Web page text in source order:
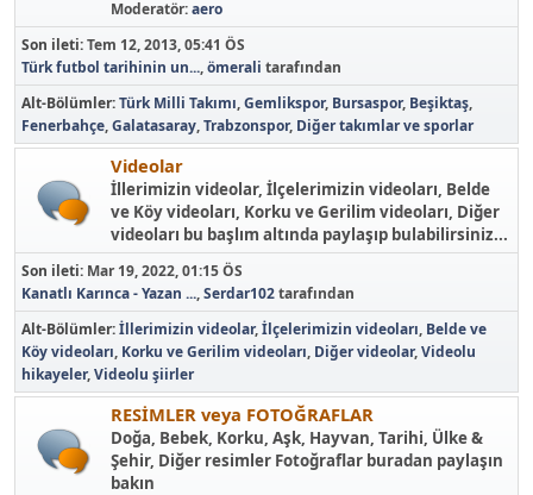
Moderatör:aero
Son ileti:Tem 12, 2013, 05:41 ÖS
Türk futbol tarihinin un...,ömerali tarafından
Alt-Bölümler Türk Milli Takımı Gemlikspor Bursaspor Beşiktaş
Fenerbahçe Galatasaray Trabzonspor Diğer takımlar ve sporlar
Videolar
İllerimizin videolar, İlçelerimizin videoları, Belde
ve Köy videoları, Korku ve Gerilim videoları, Diğer
videoları bu başlım altında paylaşıp bulabilirsiniz...
Son ileti: Mar 19, 2022, 01:15 ÖS
Kanatlı Karınca - Yazan ...,Serdar102tarafından
Alt-Bölümler İllerimizin videolar İlçelerimizin videoları Belde ve
Köy videoları Korku ve Gerilim videoları Diğer videolar Videolu
hikayeler Videolu şiirler
RESİMLER veya FOTOĞRAFLAR
Doğa, Bebek, Korku, Aşk, Hayvan, Tarihi, Ülke &
Şehir, Diğer resimler Fotoğraflar buradan paylaşın
bakın